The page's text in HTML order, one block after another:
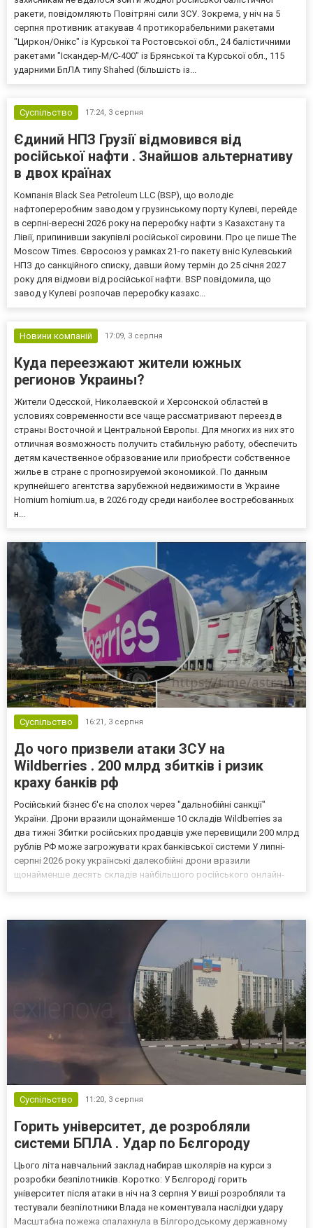
ракети, повідомляють Повітряні сили ЗСУ. Зокрема, у ніч на 5
серпня противник атакував 4 протикорабельними ракетами
"Циркон/Онікс" із Курської та Ростовської обл., 24 балістичними
ракетами "Іскандер-М/С-400" із Брянської та Курської обл., 115
ударними БпЛА типу Shahed (більшість із...
Суспільство 17:24, 3 серпня
Єдиний НПЗ Грузії відмовився від
російської нафти . Знайшов альтернативу
в двох країнах
Компанія Black Sea Petroleum LLC (BSP), що володіє
нафтопереробним заводом у грузинському порту Кулеві, перейде
в серпні-вересні 2026 року на переробку нафти з Казахстану та
Лівії, припинивши закупівлі російської сировини. Про це пише The
Moscow Times. Євросоюз у рамках 21-го пакету вніс Кулевський
НПЗ до санкційного списку, давши йому термін до 25 січня 2027
року для відмови від російської нафти. BSP повідомила, що
завод у Кулеві розпочав переробку казахс...
Новини компаній 17:09, 3 серпня
Куда переезжают жители южных
регионов Украины?
Жители Одесской, Николаевской и Херсонской областей в
условиях современности все чаще рассматривают переезд в
страны Восточной и Центральной Европы. Для многих из них это
отличная возможность получить стабильную работу, обеспечить
детям качественное образование или приобрести собственное
жилье в стране с прогнозируемой экономикой. По данным
крупнейшего агентства зарубежной недвижимости в Украине
Homium homium.ua, в 2026 году среди наиболее востребованных
н...
Суспільство 16:21, 3 серпня
До чого призвели атаки ЗСУ на
Wildberries . 200 млрд збитків і ризик
краху банків рф
Російський бізнес б'є на сполох через "дальнобійні санкції"
України. Дрони вразили щонайменше 10 складів Wildberries за
два тижні Збитки російських продавців уже перевищили 200 млрд
рублів РФ може загрожувати крах банківської системи У липні-
серпні 2026 року українські далекобійні дрони вразили
щонайменше десять складів найбільшого російського онлайн-
Суспільство 11:20, 3 серпня
Горить університет, де розробляли
системи БПЛА . Удар по Бєлгороду
Цього літа навчальний заклад набирав школярів на курси з
розробки безпілотників. Коротко: У Бєлгороді горить
університет після атаки в ніч на 3 серпня У виші розробляли та
тестували безпілотники Влада не коментувала наслідки удару
Масштабна пожежа спалахнула в Білгородському державному